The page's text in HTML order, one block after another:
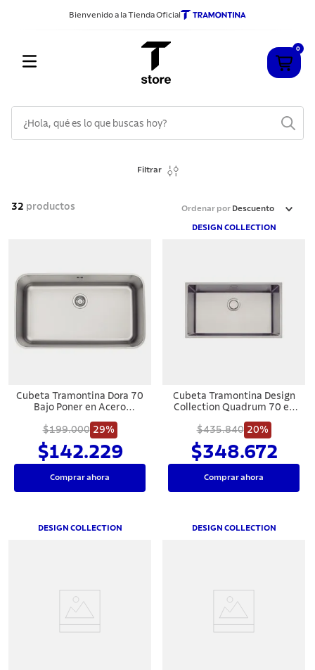
Bienvenido a la Tienda Oficial
0
Filtrar
32 productos Ordenar por Descuento
Cubeta Tramontina Dora 70
Bajo Poner en Acero
$199.000 29%
$142.229
Comprar ahora
DESIGN COLLECTION
Cubeta Tramontina Design
Collection Quadrum 70 en
$435.840 20%
$348.672
Comprar ahora
DESIGN COLLECTION DESIGN COLLECTION
2.
sarten
5.
ollas
8.
solar
10. termo